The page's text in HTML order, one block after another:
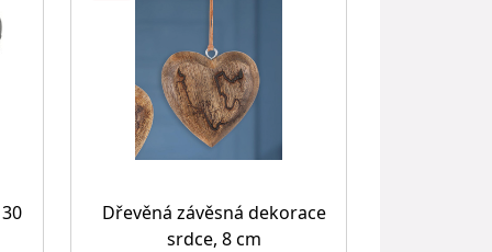
Dřevěná závěsná dekorace
srdce, 8 cm